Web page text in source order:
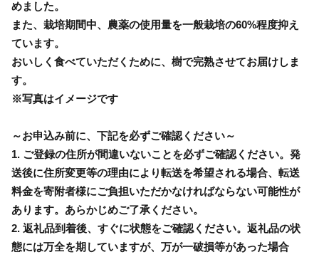
めました。
また、栽培期間中、農薬の使用量を一般栽培の60%程度抑え
ています。
おいしく食べていただくために、樹で完熟させてお届けしま
す。
※写真はイメージです
～お申込み前に、下記を必ずご確認ください～
1. ご登録の住所が間違いないことを必ずご確認ください。発
送後に住所変更等の理由により転送を希望される場合、転送
料金を寄附者様にご負担いただかなければならない可能性が
あります。あらかじめご了承ください。
2. 返礼品到着後、すぐに状態をご確認ください。返礼品の状
態には万全を期していますが、万が一破損等があった場合